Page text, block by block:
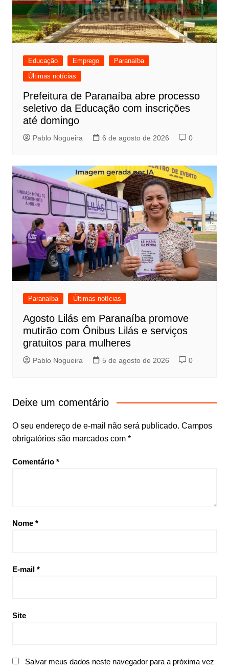
Educação Emprego
Paranaíba
Últimas notícias
Prefeitura de Paranaíba abre processo
seletivo da Educação com inscrições
até domingo
Pablo Nogueira 6 de agosto de 2026 0
Paranaíba Últimas notícias
Agosto Lilás em Paranaíba promove
mutirão com Ônibus Lilás e serviços
gratuitos para mulheres
Pablo Nogueira 5 de agosto de 2026 0
Deixe um comentário
O seu endereço de e-mail não será publicado. Campos
obrigatórios são marcados com *
Comentário *
Nome *
E-mail *
Site
Salvar meus dados neste navegador para a próxima vez